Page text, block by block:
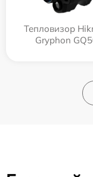
Тепловизор
Gryphon